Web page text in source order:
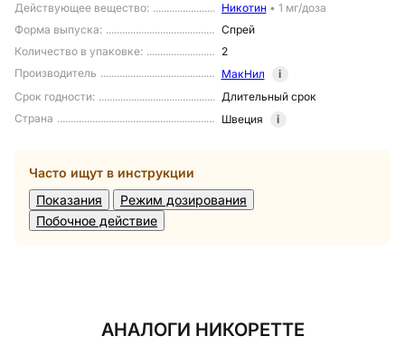
Действующее вещество: Никотин• 1 мг/доза
Форма выпуска:
Спрей
Количество в упаковке:
2
Производитель
МакНил
i
Срок годности:
Длительный срок
Страна
Швеция i
Часто ищут в инструкции
Показания
Режим дозирования
Побочное действие
АНАЛОГИ НИКОРЕТТЕ